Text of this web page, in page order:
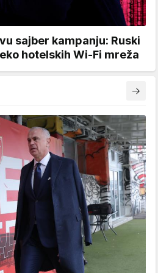
sajber kampanju: Ruski
hotelskih Wi-Fi mreža